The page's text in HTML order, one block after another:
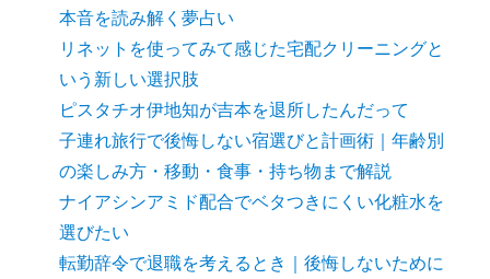
本音を読み解く夢占い
リネットを使ってみて感じた宅配クリーニングと
いう新しい選択肢
ピスタチオ伊地知が吉本を退所したんだって
子連れ旅行で後悔しない宿選びと計画術｜年齢別
の楽しみ方・移動・食事・持ち物まで解説
ナイアシンアミド配合でベタつきにくい化粧水を
選びたい
転勤辞令で退職を考えるとき｜後悔しないために